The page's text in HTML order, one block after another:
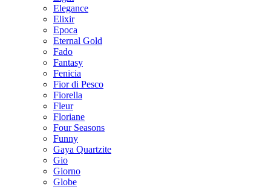
Elegance
Elixir
Epoca
Eternal Gold
Fado
Fantasy
Fenicia
Fior di Pesco
Fiorella
Fleur
Floriane
Four Seasons
Funny
Gaya Quartzite
Gio
Giorno
Globe